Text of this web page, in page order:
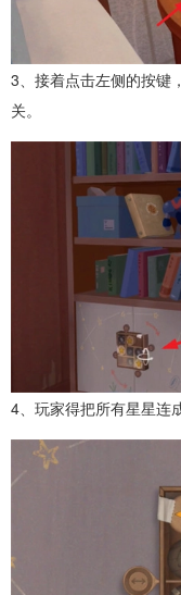
3、接着点击左侧的按键
关。
4、玩家得把所有星星连